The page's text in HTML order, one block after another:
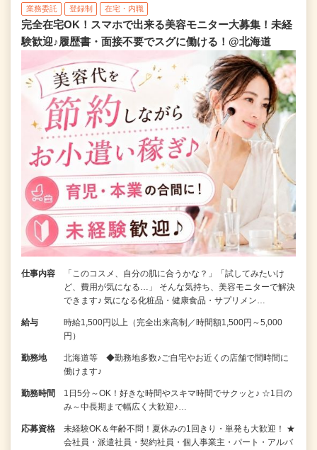
業務委託 登録制 在宅・内職
完全在宅OK！スマホで出来る美容モニター大募集！未経
験歓迎♪履歴書・面接不要でスグに働ける！@北海道
仕事内容
「このコスメ、自分の肌に合うかな？」「試してみたいけ
ど、費用が気になる…」 そんな気持ち、美容モニターで解決
できます♪ 気になる化粧品・健康食品・サプリメン…
給与
時給1,500円以上（完全出来高制／時間額1,500円～5,000
円）
勤務地
北海道等 ◆勤務地多数♪ご自宅やお近くの店舗で間時間に
働けます♪
勤務時間
1日5分～OK！好きな時間やスキマ時間でサクッと♪ ☆1日の
み～中長期まで幅広く大歓迎♪…
応募資格
未経験OK＆年齢不問！夏休みの1回きり・単発も大歓迎！ ★
会社員・派遣社員・契約社員・個人事業主・パート・アルバ